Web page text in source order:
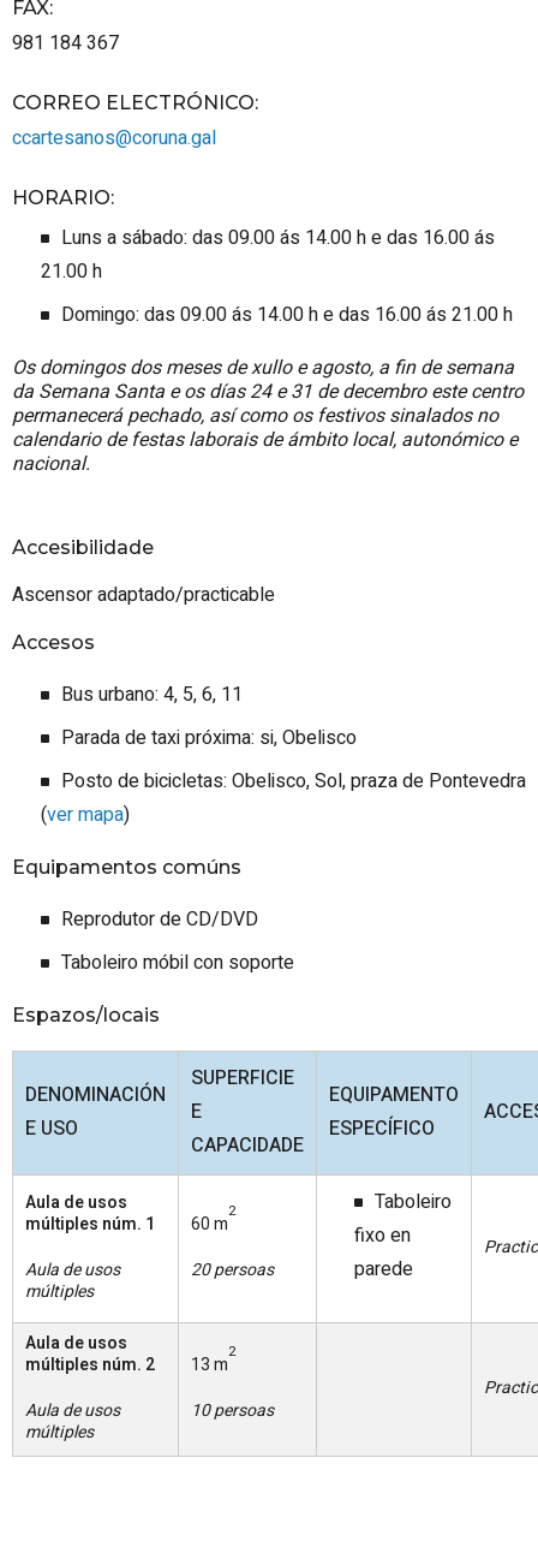
FAX:
981 184 367
CORREO ELECTRÓNICO:
ccartesanos@coruna.gal
HORARIO:
Luns a sábado: das 09.00 ás 14.00 h e das 16.00 ás
21.00 h
Domingo: das 09.00 ás 14.00 h e das 16.00 ás 21.00 h
Os domingos dos meses de xullo e agosto, a fin de semana
da Semana Santa e os días 24 e 31 de decembro este centro
permanecerá pechado, así como os festivos sinalados no
calendario de festas laborais de ámbito local, autonómico e
nacional.
Accesibilidade
Ascensor adaptado/practicable
Accesos
Bus urbano: 4, 5, 6, 11
Parada de taxi próxima: si, Obelisco
Posto de bicicletas: Obelisco, Sol, praza de Pontevedra
(ver mapa)
Equipamentos comúns
Reprodutor de CD/DVD
Taboleiro móbil con soporte
Espazos/locais
DENOMINACIÓN
E USO
SUPERFICIE
E
CAPACIDADE
EQUIPAMENTO
ESPECÍFICO
Aula de usos
múltiples núm. 1
Aula de usos
múltiples
60 m2
20 persoas
Taboleiro
fixo en
parede
Aula de usos
múltiples núm. 2
Aula de usos
múltiples
13 m2
10 persoas